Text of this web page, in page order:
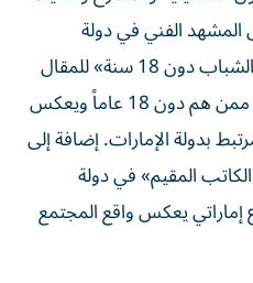
الفني في دولة
الإمارات. ثم فرع «المقال لفئة الشباب دون 18 سنة» للمقال
الذي يستهدف الكُتّاب الشباب ممن هم دون 18 عاماً ويعكس
بدولة الإمارات. إضافة إلى
المقيم» في دولة
يعكس واقع المجتمع